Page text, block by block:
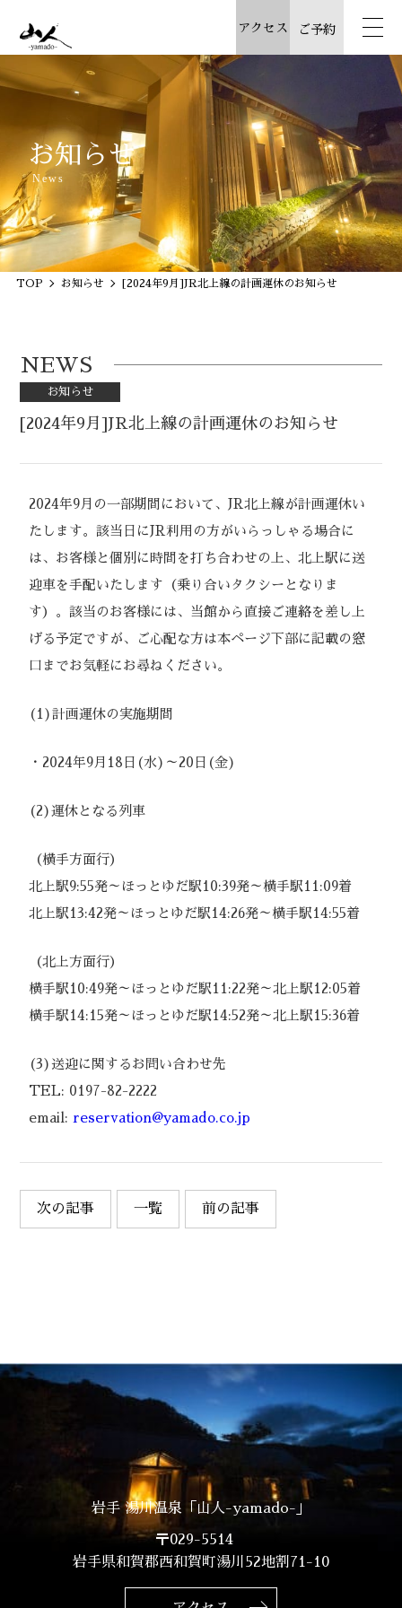
アクセス ご予約
お知らせ
News
TOP お知らせ [2024年9月]JR北上線の計画運休のお知らせ
NEWS
お知らせ
[2024年9月]JR北上線の計画運休のお知らせ
2024年9月の一部期間において、JR北上線が計画運休い
たします。該当日にJR利用の方がいらっしゃる場合に
は、お客様と個別に時間を打ち合わせの上、北上駅に送
迎車を手配いたします（乗り合いタクシーとなりま
す）。該当のお客様には、当館から直接ご連絡を差し上
げる予定ですが、ご心配な方は本ページ下部に記載の窓
口までお気軽にお尋ねください。
(1)計画運休の実施期間
・2024年9月18日(水)～20日(金)
(2)運休となる列車
（横手方面行）
北上駅9:55発～ほっとゆだ駅10:39発～横手駅11:09着
北上駅13:42発～ほっとゆだ駅14:26発～横手駅14:55着
（北上方面行）
横手駅10:49発～ほっとゆだ駅11:22発～北上駅12:05着
横手駅14:15発～ほっとゆだ駅14:52発～北上駅15:36着
(3)送迎に関するお問い合わせ先
TEL: 0197-82-2222
email: reservation@yamado.co.jp
次の記事 一覧 前の記事
岩手 湯川温泉「山人-yamado-」
〒029-5514
岩手県和賀郡西和賀町湯川52地割71-10